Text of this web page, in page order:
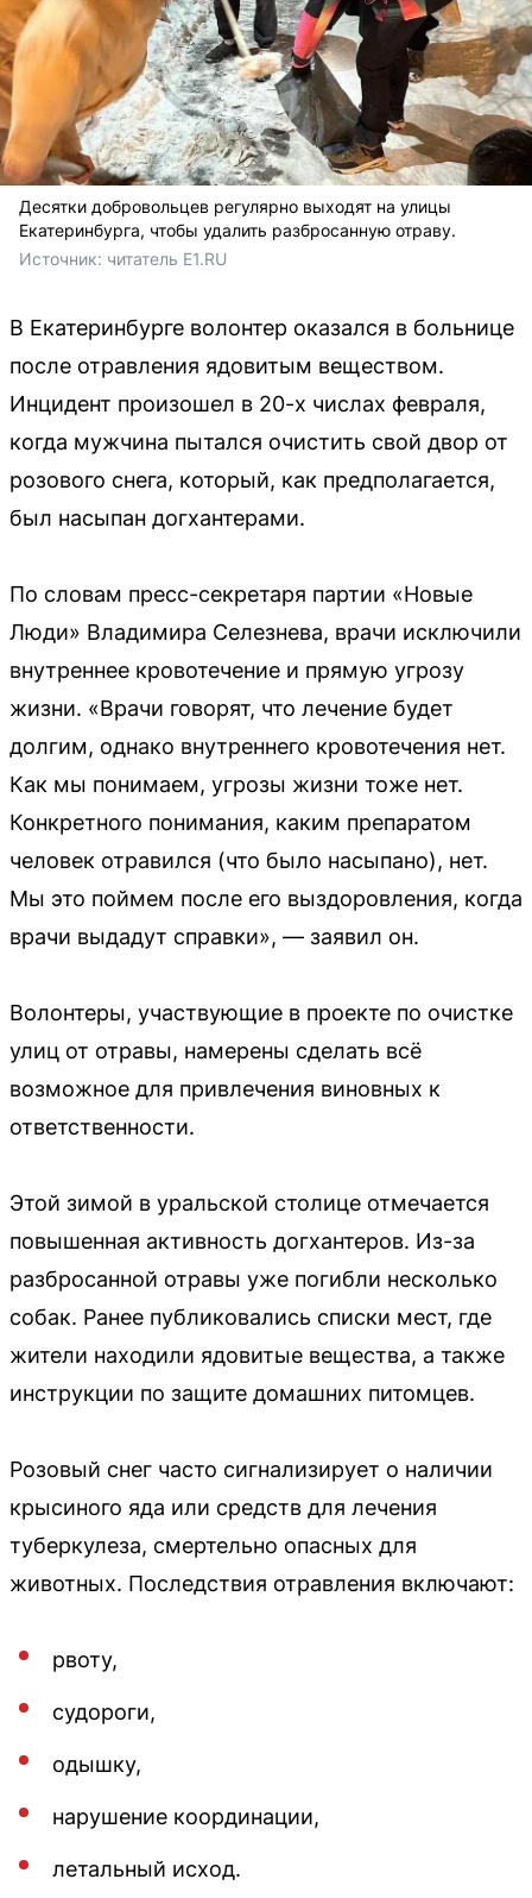
Десятки добровольцев регулярно выходят на улицы
Екатеринбурга, чтобы удалить разбросанную отраву.
Источник: читатель E1.RU
В Екатеринбурге волонтер оказался в больнице
после отравления ядовитым веществом.
Инцидент произошел в 20-х числах февраля,
когда мужчина пытался очистить свой двор от
розового снега, который, как предполагается,
был насыпан догхантерами.
По словам пресс-секретаря партии «Новые
Люди» Владимира Селезнева, врачи исключили
внутреннее кровотечение и прямую угрозу
жизни. «Врачи говорят, что лечение будет
долгим, однако внутреннего кровотечения нет.
Как мы понимаем, угрозы жизни тоже нет.
Конкретного понимания, каким препаратом
человек отравился (что было насыпано), нет.
Мы это поймем после его выздоровления, когда
врачи выдадут справки», — заявил он.
Волонтеры, участвующие в проекте по очистке
улиц от отравы, намерены сделать всё
возможное для привлечения виновных к
ответственности.
Этой зимой в уральской столице отмечается
повышенная активность догхантеров. Из-за
разбросанной отравы уже погибли несколько
собак. Ранее публиковались списки мест, где
жители находили ядовитые вещества, а также
инструкции по защите домашних питомцев.
Розовый снег часто сигнализирует о наличии
крысиного яда или средств для лечения
туберкулеза, смертельно опасных для
животных. Последствия отравления включают:
рвоту,
судороги,
одышку,
нарушение координации,
летальный исход.